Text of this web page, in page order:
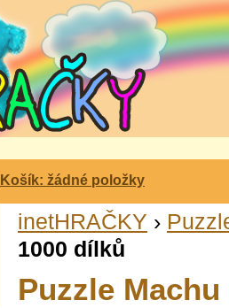
Košík: žádné položky
inetHRAČKY ›
1000 dílků
Puzzle